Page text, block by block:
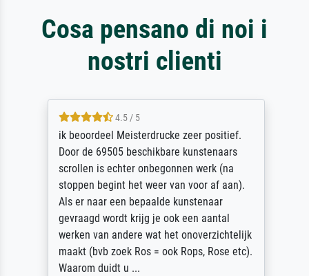
Cosa pensano di noi i
nostri clienti
4.5 / 5
ik beoordeel Meisterdrucke zeer positief.
Door de 69505 beschikbare kunstenaars
scrollen is echter onbegonnen werk (na
stoppen begint het weer van voor af aan).
Als er naar een bepaalde kunstenaar
gevraagd wordt krijg je ook een aantal
werken van andere wat het onoverzichtelijk
maakt (bvb zoek Ros = ook Rops, Rose etc).
Waarom duidt u ...